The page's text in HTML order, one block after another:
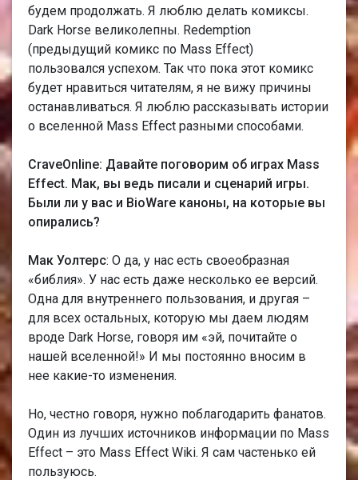
будем продолжать. Я люблю делать комиксы.
Dark Horse великолепны. Redemption
(предыдущий комикс по Мass Еffect)
пользовался успехом. Так что пока этот комикс
будет нравиться читателям, я не вижу причины
останавливаться. Я люблю рассказывать истории
о вселенной Мass Еffect разными способами.
CraveOnline: Давайте поговорим об играх Мass
Еffect. Мак, вы ведь писали и сценарий игры.
Были ли у вас и BioWare каноны, на которые вы
опирались?
Мак Уолтерс: О да, у нас есть своеобразная
«библия». У нас есть даже несколько ее версий.
Одна для внутреннего пользования, и другая –
для всех остальных, которую мы даем людям
вроде Dark Horse, говоря им «эй, почитайте о
нашей вселенной!» И мы постоянно вносим в
нее какие-то изменения.
Но, честно говоря, нужно поблагодарить фанатов.
Один из лучших источников информации по Мass
Еffect – это Mass Effect Wiki. Я сам частенько ей
пользуюсь.